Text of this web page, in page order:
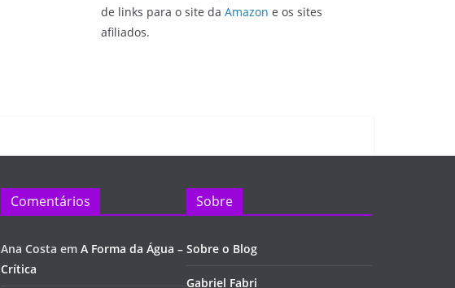
de links para o site da Amazon e os sites
afiliados.
Comentários
Ana Costa em A Forma da Água –
Crítica
Sobre
Sobre o Blog
Gabriel Fabri